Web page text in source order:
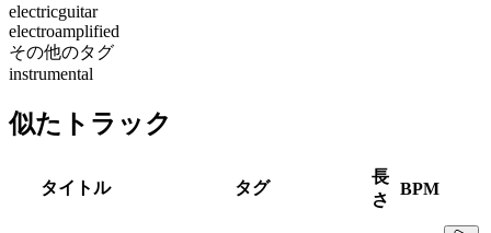
electricguitar
electroamplified
その他のタグ
instrumental
似たトラック
タイトル タグ
長
さ
BPM